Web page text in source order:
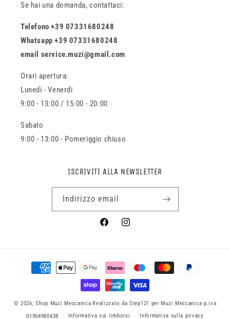
Se hai una domanda, contattaci:
Telefono +39 07331680248
Whatsapp +39 07331680248
email service.muzi@gmail.com
Orari apertura:
Lunedi - Venerdi
9:00 - 13:00 / 15:00 - 20:00
Sabato
9:00 - 13:00 - Pomeriggio chiuso
ISCRIVITI ALLA NEWSLETTER
Indirizzo email
FacebookInstagram
Metodi
© 2026,Shop Muzi Meccanica Realizzato da Step121 per Muzi Meccanica p.iva
01904980438
Informativa sui rimborsi Informativa sulla privacy